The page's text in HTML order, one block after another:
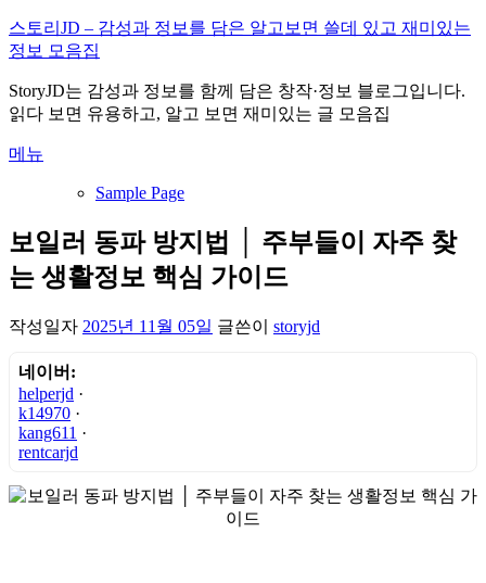
내
용
로
바
가
스토리JD – 감성과 정보를 담은 알고보면 쓸데 있고 재미있는
정보 모음집
StoryJD는 감성과 정보를 함께 담은 창작·정보 블로그입니다.
읽다 보면 유용하고, 알고 보면 재미있는 글 모음집
메뉴
Sample Page
보일러 동파 방지법 │ 주부들이 자주 찾
는 생활정보 핵심 가이드
작성일자 2025년 11월 05일 글쓴이 storyjd
네이버:
helperjd ·
k14970 ·
kang611 ·
rentcarjd